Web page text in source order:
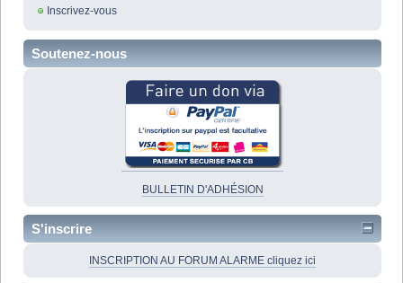
Inscrivez-vous
Soutenez-nous
BULLETIN D'ADHÉSION
S'inscrire
INSCRIPTION AU FORUM ALARME cliquez ici